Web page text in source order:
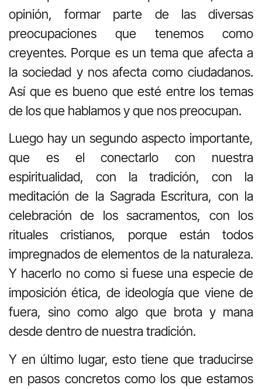
opinión, formar parte de las diversas
preocupaciones que tenemos como
creyentes. Porque es un tema que afecta a
la sociedad y nos afecta como ciudadanos.
Así que es bueno que esté entre los temas
de los que hablamos y que nos preocupan.
Luego hay un segundo aspecto importante,
que es el conectarlo con nuestra
espiritualidad, con la tradición, con la
meditación de la Sagrada Escritura, con la
celebración de los sacramentos, con los
rituales cristianos, porque están todos
impregnados de elementos de la naturaleza.
Y hacerlo no como si fuese una especie de
imposición ética, de ideología que viene de
fuera, sino como algo que brota y mana
desde dentro de nuestra tradición.
Y en último lugar, esto tiene que traducirse
en pasos concretos como los que estamos